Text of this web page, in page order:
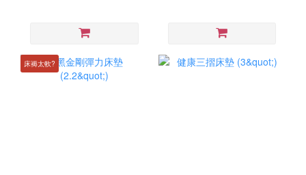
床褥太軟?